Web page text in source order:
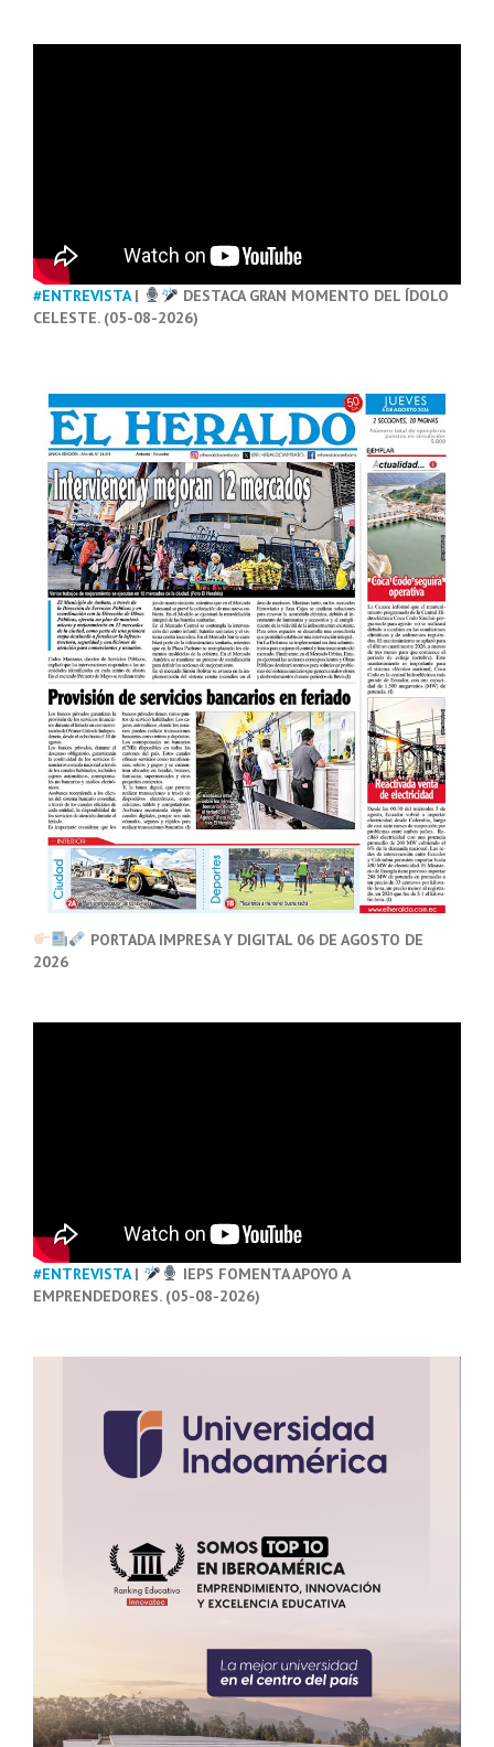
#ENTREVISTA|
DESTACA GRAN MOMENTO DEL ÍDOLO
CELESTE. (05-08-2026)
PORTADA IMPRESA Y DIGITAL 06 DE AGOSTO DE
2026
#ENTREVISTA|
IEPS FOMENTA APOYO A
EMPRENDEDORES. (05-08-2026)